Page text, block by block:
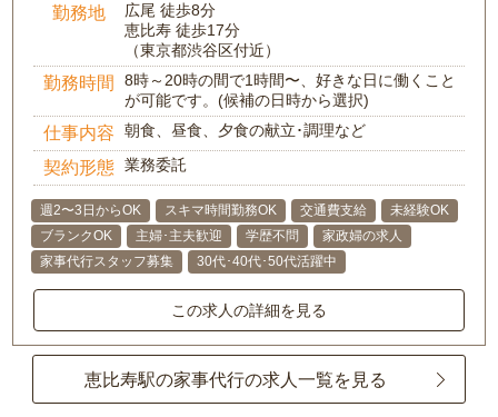
勤務地
広尾 徒歩8分
恵比寿 徒歩17分
（東京都渋谷区付近）
勤務時間
8時～20時の間で1時間〜、好きな日に働くこと
が可能です。(候補の日時から選択)
仕事内容 朝食、昼食、夕食の献立･調理など
契約形態 業務委託
週2〜3日からOK スキマ時間勤務OK 交通費支給
未経験OK
ブランクOK
主婦･主夫歓迎 学歴不問
家政婦の求人
家事代行スタッフ募集
30代･40代･50代活躍中
この求人の詳細を見る
恵比寿駅の家事代行の求人一覧を見る